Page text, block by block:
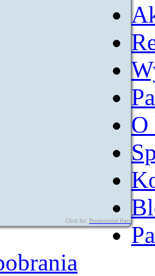
Click for: Promotional Hats
O